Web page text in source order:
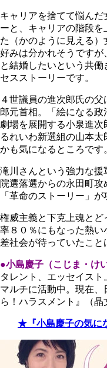
キャリアを捨てて悩んだ
ーと、キャリアの階段
た（かのように見える）
好みは分かれそうです
と結婚したいという共
セスストーリーです。
４世議員の進次郎氏の
郎元首相。「絵になる
劇場を展開する小泉進
るれいわ新選組の山本
かも気になるところです
滝川さんという強力な
院選落選からの永田町
「革命のストーリー」が
権威主義と下克上魂と
率８０％にもなった熱
差社会が待っていたこと
●小島慶子（こじま・けい
タレント、エッセイス
マルチに活動中。現在
ら！ハラスメント』（晶
★『小島慶子の気に